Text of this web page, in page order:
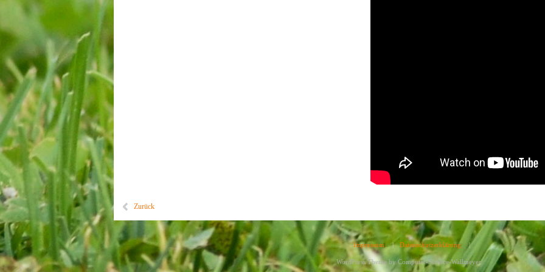
Zurück
Impressum | Datenschutzerklärung |
WordPress Theme byComputer-Service-Wallmeyer